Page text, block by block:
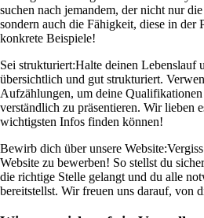
suchen nach jemandem, der nicht nur
sondern auch die Fähigkeit, diese in der
konkrete Beispiele!
Sei strukturiert:Halte deinen Lebenslauf
übersichtlich und gut strukturiert.
Aufzählungen, um deine
verständlich zu präsentieren. Wir lieben
wichtigsten Infos finden können!
Bewirb dich über unsere Website:
Website zu bewerben! So stellst du
die richtige Stelle gelangt und du alle
bereitstellst. Wir freuen uns darauf, von